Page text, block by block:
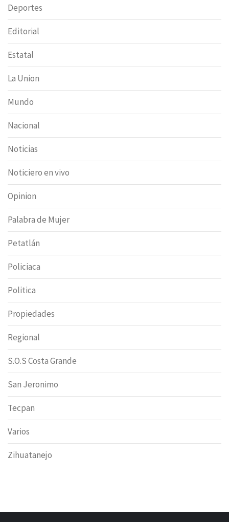
Deportes
Editorial
Estatal
La Union
Mundo
Nacional
Noticias
Noticiero en vivo
Opinion
Palabra de Mujer
Petatlán
Policiaca
Politica
Propiedades
Regional
S.O.S Costa Grande
San Jeronimo
Tecpan
Varios
Zihuatanejo